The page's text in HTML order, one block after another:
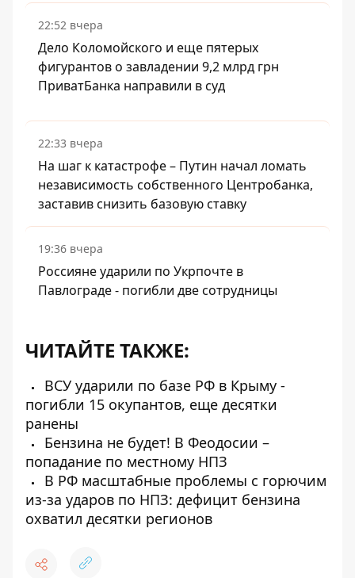
22:52 вчера
Дело Коломойского и еще пятерых
фигурантов о завладении 9,2 млрд грн
ПриватБанка направили в суд
22:33 вчера
На шаг к катастрофе – Путин начал ломать
независимость собственного Центробанка,
заставив снизить базовую ставку
19:36 вчера
Россияне ударили по Укрпочте в
Павлограде - погибли две сотрудницы
ЧИТАЙТЕ ТАКЖЕ:
ВСУ ударили по базе РФ в Крыму -
погибли 15 окупантов, еще десятки
ранены
Бензина не будет! В Феодосии –
попадание по местному НПЗ
В РФ масштабные проблемы с горючим
из-за ударов по НПЗ: дефицит бензина
охватил десятки регионов